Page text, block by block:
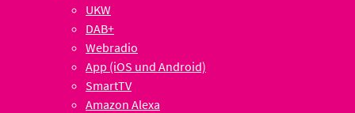
UKW
DAB+
Webradio
App (iOS und Android)
SmartTV
Amazon Alexa